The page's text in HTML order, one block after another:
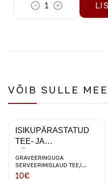
1
VÕIB SULLE
ISIKUPÄRASTATUD
TEE- JA
GRAVEERINGUGA
SERVEERIMISLAUD TEE/
KOHVI NAUTIMISEKS
10€